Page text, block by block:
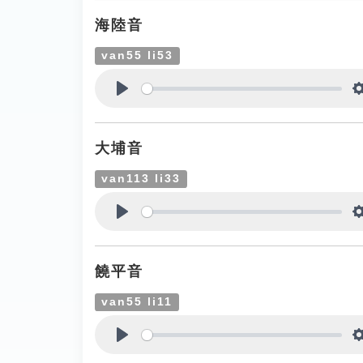
海陸音
van55 li53
大埔音
van113 li33
饒平音
van55 li11